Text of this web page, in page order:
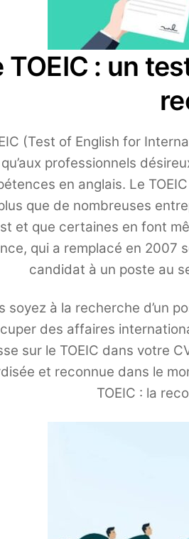
TOEIC : un
(Test of English for
professionnels
en anglais. Le
que de nombreuses
et que certaines en font
qui a remplacé en
candidat à un poste au
soyez à la recherche d’un
des affaires
sur le TOEIC dans votre
et reconnue dans le
TOEIC : la